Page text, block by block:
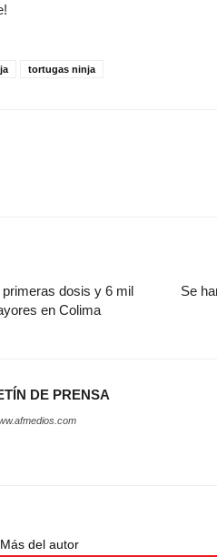
tortugas ninja
dosis y 6 mil
en Colima
Se
DE PRENSA
Más del autor